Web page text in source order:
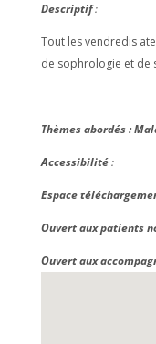
Descriptif:
Tout les vendredis
de sophrologie et de
Thèmes abordés :
Accessibilité:
Espace
Ouvert aux patients
Ouvert aux